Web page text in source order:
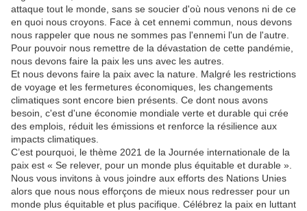
attaque tout le monde, sans se soucier d'où nous venons ni de ce
en quoi nous croyons. Face à cet ennemi commun, nous devons
nous rappeler que nous ne sommes pas l'ennemi l'un de l'autre.
Pour pouvoir nous remettre de la dévastation de cette pandémie,
nous devons faire la paix les uns avec les autres.
Et nous devons faire la paix avec la nature. Malgré les restrictions
de voyage et les fermetures économiques, les changements
climatiques sont encore bien présents. Ce dont nous avons
besoin, c'est d'une économie mondiale verte et durable qui crée
des emplois, réduit les émissions et renforce la résilience aux
impacts climatiques.
C’est pourquoi, le thème 2021 de la Journée internationale de la
paix est « Se relever, pour un monde plus équitable et durable ».
Nous vous invitons à vous joindre aux efforts des Nations Unies
alors que nous nous efforçons de mieux nous redresser pour un
monde plus équitable et plus pacifique. Célébrez la paix en luttant